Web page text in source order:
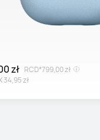
zł RCD*799,00 zł
34,95 zł